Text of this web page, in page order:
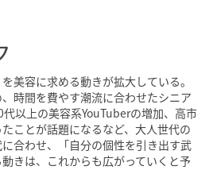
美容に求める動きが拡大している。
時間を費やす潮流に合わせたシニア
以上の美容系YouTuberの増加、高市
ことが話題になるなど、大人世代の
合わせ、「自分の個性を引き出す武
きは、これからも広がっていくと予